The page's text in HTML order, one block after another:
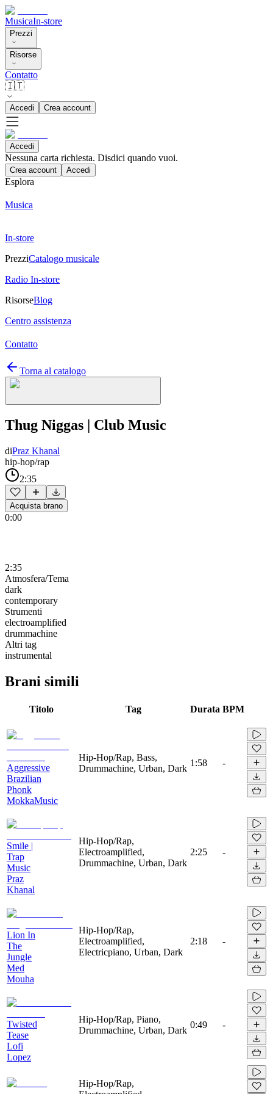
MusicaIn-store
Prezzi
Risorse
Contatto
🇮🇹
Accedi Crea account
Accedi
Nessuna carta richiesta. Disdici quando vuoi.
Crea account Accedi
Esplora
Musica
In-store
PrezziCatalogo musicale
Radio In-store
RisorseBlog
Centro assistenza
Contatto
Torna al catalogo
Thug Niggas | Club Music
diPraz Khanal
hip-hop/rap
2:35
Acquista brano
0:00
2:35
Atmosfera/Tema
dark
contemporary
Strumenti
electroamplified
drummachine
Altri tag
instrumental
Brani simili
Titolo Tag Durata BPM
Aggressive
Brazilian
Phonk
MokkaMusic
Hip-Hop/Rap, Bass,
Drummachine, Urban, Dark
1:58 -
Smile |
Trap
Music
Praz
Khanal
Hip-Hop/Rap,
Electroamplified,
Drummachine, Urban, Dark
2:25 -
Lion In
The
Jungle
Med
Mouha
Hip-Hop/Rap,
Electroamplified,
Electricpiano, Urban, Dark
2:18 -
Twisted
Tease
Lofi
Lopez
Hip-Hop/Rap, Piano,
Drummachine, Urban, Dark
0:49 -
Hip-Hop/Rap,